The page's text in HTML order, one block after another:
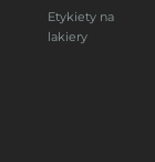
Etykiety na
lakiery